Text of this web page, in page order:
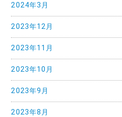
2024年3月
2023年12月
2023年11月
2023年10月
2023年9月
2023年8月